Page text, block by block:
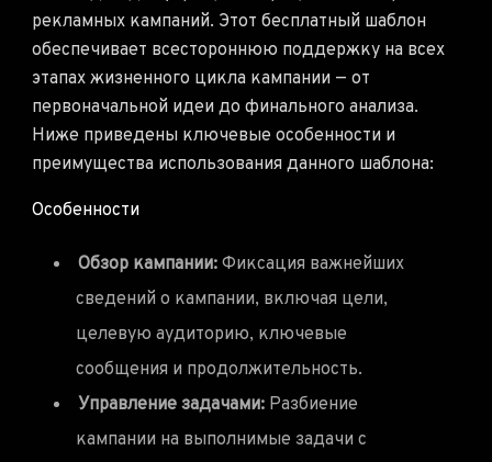
рекламных кампаний. Этот бесплатный шаблон
обеспечивает всестороннюю поддержку на всех
этапах жизненного цикла кампании — от
первоначальной идеи до финального анализа.
Ниже приведены ключевые особенности и
преимущества использования данного шаблона:
Особенности
Обзор кампании: Фиксация важнейших
сведений о кампании, включая цели,
целевую аудиторию, ключевые
сообщения и продолжительность.
Управление задачами: Разбиение
кампании на выполнимые задачи с